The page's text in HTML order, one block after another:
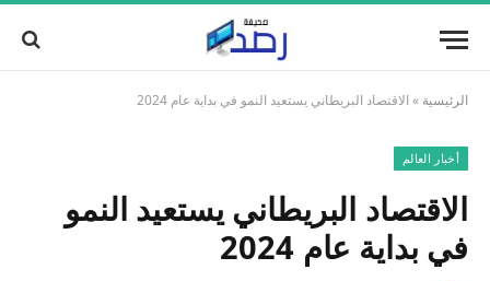
الرئيسية » الاقتصاد البريطاني يستعيد النمو في بداية عام 2024
أخبار العالم
الاقتصاد البريطاني يستعيد النمو
في بداية عام 2024